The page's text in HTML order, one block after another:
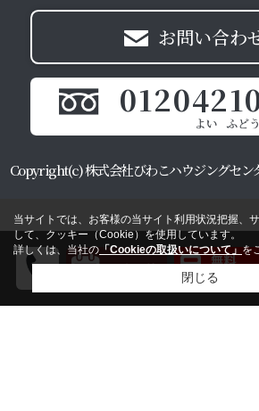
お問い合わ
Copyright(c) 株式会社びわこハウジングセン
当サイトでは、お客様の当サイト利用状況把握、
して、クッキー（Cookie）を使用しています。
詳しくは、当社の 「Cookieの取扱いについて」 を
閉じる